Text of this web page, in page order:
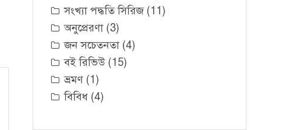
সংখ্যা পদ্ধতি সিরিজ (11)
অনুপ্রেরণা (3)
জন সচেতনতা (4)
বই রিভিউ (15)
ভ্রমণ (1)
বিবিধ (4)